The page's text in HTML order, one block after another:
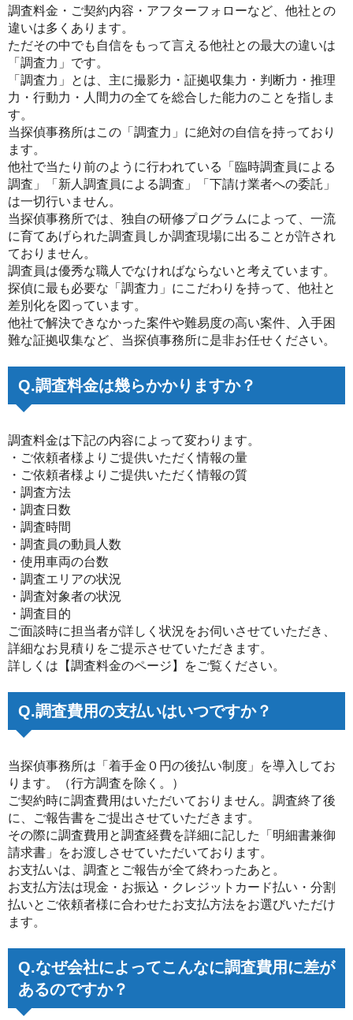
調査料金・ご契約内容・アフターフォローなど、他社との
違いは多くあります。
ただその中でも自信をもって言える他社との最大の違いは
「調査力」です。
「調査力」とは、主に撮影力・証拠収集力・判断力・推理
力・行動力・人間力の全てを総合した能力のことを指しま
す。
当探偵事務所はこの「調査力」に絶対の自信を持っており
ます。
他社で当たり前のように行われている「臨時調査員による
調査」「新人調査員による調査」「下請け業者への委託」
は一切行いません。
当探偵事務所では、独自の研修プログラムによって、一流
に育てあげられた調査員しか調査現場に出ることが許され
ておりません。
調査員は優秀な職人でなければならないと考えています。
探偵に最も必要な「調査力」にこだわりを持って、他社と
差別化を図っています。
他社で解決できなかった案件や難易度の高い案件、入手困
難な証拠収集など、当探偵事務所に是非お任せください。
Q.調査料金は幾らかかりますか？
調査料金は下記の内容によって変わります。
・ご依頼者様よりご提供いただく情報の量
・ご依頼者様よりご提供いただく情報の質
・調査方法
・調査日数
・調査時間
・調査員の動員人数
・使用車両の台数
・調査エリアの状況
・調査対象者の状況
・調査目的
ご面談時に担当者が詳しく状況をお伺いさせていただき、
詳細なお見積りをご提示させていただきます。
詳しくは 【調査料金のページ】 をご覧ください。
Q.調査費用の支払いはいつですか？
当探偵事務所は「着手金０円の後払い制度」を導入してお
ります。（行方調査を除く。）
ご契約時に調査費用はいただいておりません。調査終了後
に、ご報告書をご提出させていただきます。
その際に調査費用と調査経費を詳細に記した「明細書兼御
請求書」をお渡しさせていただいております。
お支払いは、調査とご報告が全て終わったあと。
お支払方法は現金・お振込・クレジットカード払い・分割
払いとご依頼者様に合わせたお支払方法をお選びいただけ
ます。
Q.なぜ会社によってこんなに調査費用に差が
あるのですか？